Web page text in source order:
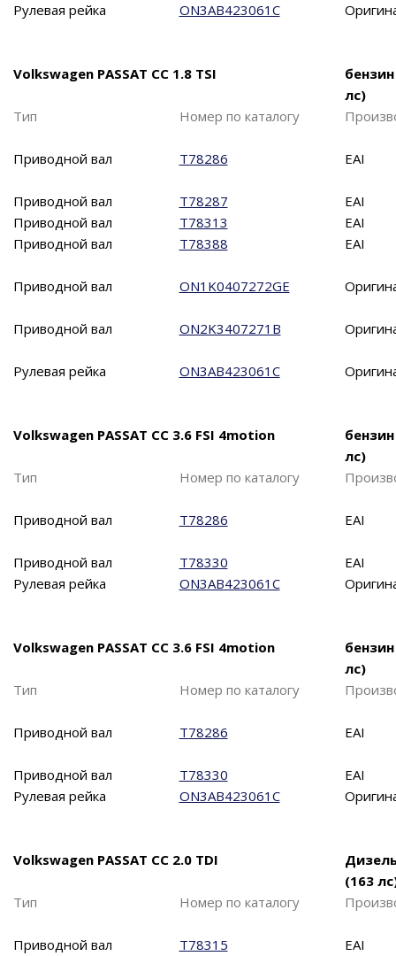
Рулевая рейка
ON3AB423061C
Volkswagen PASSAT CC 1.8 TSI
лс)
Тип
Номер по каталогу
Приводной вал T78286 EAI
Приводной вал T78287
EAI
Приводной вал
T78313
EAI
Приводной вал
T78388 EAI
Приводной вал ON1K0407272GE
Приводной вал ON2K3407271B
Рулевая рейка ON3AB423061C
Volkswagen PASSAT CC 3.6 FSI 4motion
лс)
Тип
Номер по каталогу
Приводной вал T78286 EAI
Приводной вал T78330
EAI
Рулевая рейка
ON3AB423061C
Volkswagen PASSAT CC 3.6 FSI 4motion
лс)
Тип
Номер по каталогу
Приводной вал T78286 EAI
Приводной вал T78330
EAI
Рулевая рейка
ON3AB423061C
Volkswagen PASSAT CC 2.0 TDI
(163
Тип
Номер по каталогу
Приводной вал T78315
EAI